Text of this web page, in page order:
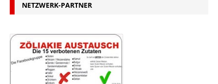
NETZWERK-PARTNER